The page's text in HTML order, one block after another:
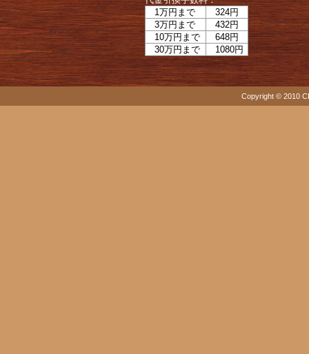
1万円まで
324円
3万円まで
432円
10万円まで
648円
30万円まで
1080円
Copyright © 2010